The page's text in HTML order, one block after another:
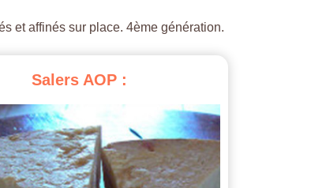
et affinés sur place. 4ème génération.
Salers AOP :